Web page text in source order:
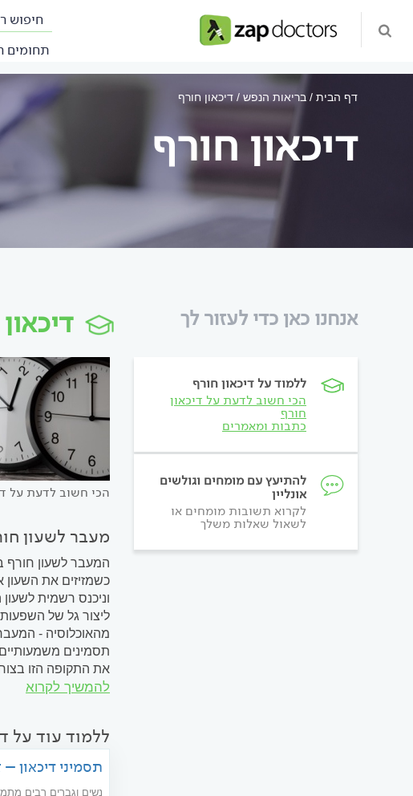
חיפוש
תחומים
דף הבית בריאות הנפש דיכאון חורף
דיכאון חורף
אנחנו כאן כדי לעזור לך
ללמוד על דיכאון חורף
הכי חשוב לדעת על דיכאון
חורף
כתבות ומאמרים
להתיעץ עם מומחים וגולשים
אונליין
לקרוא תשובות מומחים או
לשאול שאלות משלך
הכי חשוב לדעת על
מעבר לשעון חורף 2025: איך שעה אחת משפיעה
המעבר לשעון חורף
כשמזיזים את השעון
וניכנס רשמית
ליצור גל של
תסמינים
את התקופה הזו
מתי להתעורר, מתי
להמשיך לקרוא
ללמוד עוד על
תסמיני דיכאון
נשים וגברים רבים